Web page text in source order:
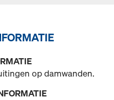
op damwanden.